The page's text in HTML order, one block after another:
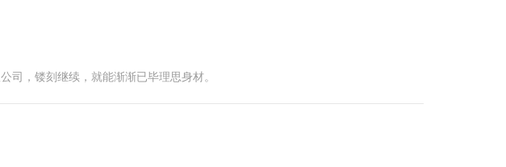
司，镂刻继续，就能渐渐已毕理思身材。